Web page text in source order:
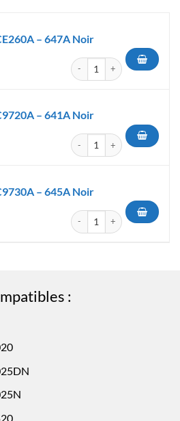
– 647A Noir
quantité de Toner HP
– 641A Noir
quantité de Toner HP
– 645A Noir
quantité de Toner HP
: